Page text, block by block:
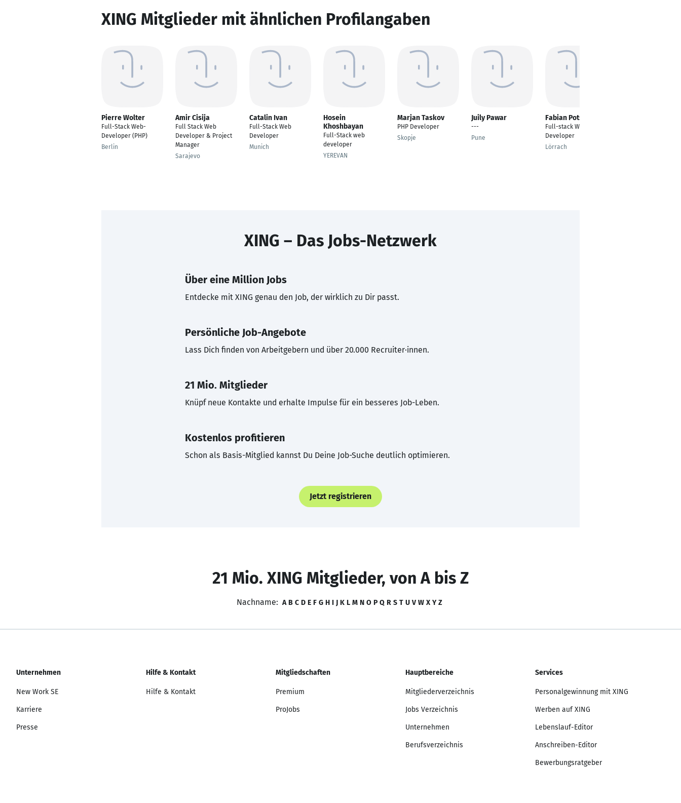
XING Mitglieder mit ähnlichen Profilangaben
Pierre Wolter
Full-Stack Web-
Developer (PHP)
Berlin
Amir Cisija
Full Stack Web
Developer & Project
Manager
Sarajevo
Catalin Ivan
Full-Stack Web
Developer
Munich
Hosein
Khoshbayan
Full-Stack web
developer
YEREVAN
Marjan Taskov
PHP Developer
Skopje
Juily Pawar
---
Pune
Fabian Potschies
Full-stack Web
Developer
Lörrach
XING – Das Jobs-Netzwerk
Über eine Million Jobs
Entdecke mit XING genau den Job, der wirklich zu Dir passt.
Persönliche Job-Angebote
Lass Dich finden von Arbeitgebern und über 20.000 Recruiter·innen.
21 Mio. Mitglieder
Knüpf neue Kontakte und erhalte Impulse für ein besseres Job-Leben.
Kostenlos profitieren
Schon als Basis-Mitglied kannst Du Deine Job-Suche deutlich optimieren.
Jetzt registrieren
21 Mio. XING Mitglieder, von A bis Z
Nachname: A B C D E F G H I J K L M N O P Q R S T U V W X Y Z
Unternehmen
New Work SE
Karriere
Presse
Hilfe & Kontakt
Hilfe & Kontakt
Mitgliedschaften
Premium
ProJobs
Hauptbereiche
Mitgliederverzeichnis
Jobs Verzeichnis
Unternehmen
Berufsverzeichnis
Services
Personalgewinnung mit XING
Werben auf XING
Lebenslauf-Editor
Anschreiben-Editor
Bewerbungsratgeber